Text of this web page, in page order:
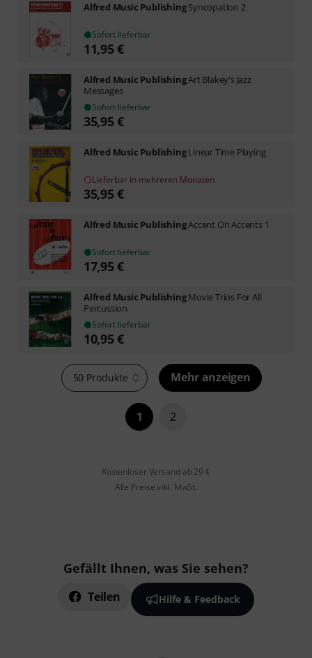
Alfred Music PublishingSyncopation 2
Sofort lieferbar
11,95€
Alfred Music PublishingArt Blakey's Jazz
Messages
Sofort lieferbar
35,95€
Alfred Music PublishingLinear Time Playing
Lieferbar in mehreren Monaten
35,95€
Alfred Music PublishingAccent On Accents 1
Sofort lieferbar
17,95€
Alfred Music PublishingMovie Trios For All
Percussion
Sofort lieferbar
10,95€
50 Produkte Mehr anzeigen
1 2
Kostenloser Versand ab 29 €
Alle Preise inkl. MwSt.
Gefällt Ihnen, was Sie sehen?
Teilen Hilfe & Feedback